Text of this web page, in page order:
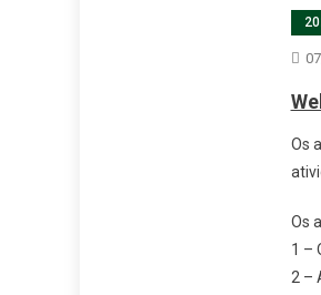
Os
Os
1 –
2 –